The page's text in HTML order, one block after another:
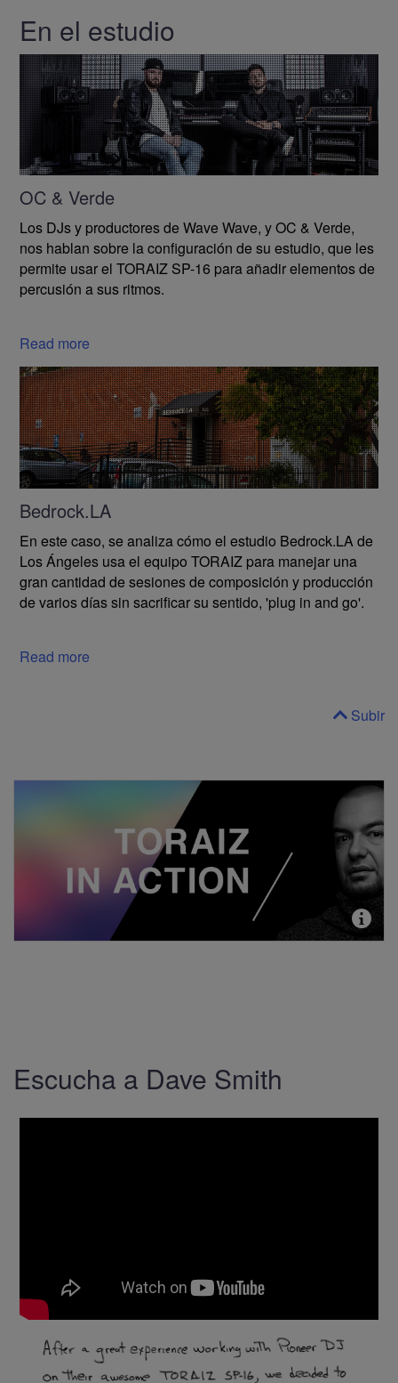
En el estudio
OC & Verde
Los DJs y productores de Wave Wave, y OC & Verde,
nos hablan sobre la configuración de su estudio, que les
permite usar el TORAIZ SP-16 para añadir elementos de
percusión a sus ritmos.
Read more
Bedrock.LA
En este caso, se analiza cómo el estudio Bedrock.LA de
Los Ángeles usa el equipo TORAIZ para manejar una
gran cantidad de sesiones de composición y producción
de varios días sin sacrificar su sentido, 'plug in and go'.
Read more
Subir
Escucha a Dave Smith